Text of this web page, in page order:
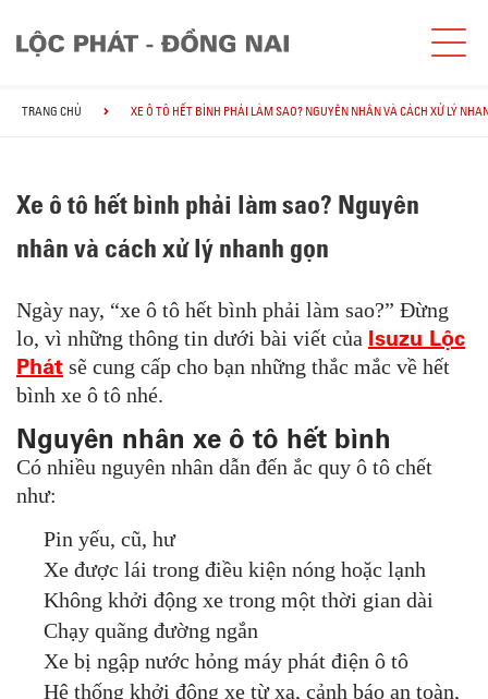
TRANG CHỦ XE Ô TÔ HẾT BÌNH PHẢI LÀM SAO? NGUYÊN NHÂN VÀ CÁCH XỬ LÝ
Xe ô tô hết bình phải làm sao? Nguyên
nhân và cách xử lý nhanh gọn
Ngày nay, “xe ô tô hết bình phải làm sao?” Đừng
lo, vì những thông tin dưới bài viết của Isuzu Lộc
Phát sẽ cung cấp cho bạn những thắc mắc về hết
bình xe ô tô nhé.
Nguyên nhân xe ô tô hết bình
Có nhiều nguyên nhân dẫn đến ắc quy ô tô chết
như:
Pin yếu, cũ, hư
Xe được lái trong điều kiện nóng hoặc lạnh
Không khởi động xe trong một thời gian dài
Chạy quãng đường ngắn
Xe bị ngập nước hỏng máy phát điện ô tô
Hệ thống khởi động xe từ xa, cảnh báo an toàn,